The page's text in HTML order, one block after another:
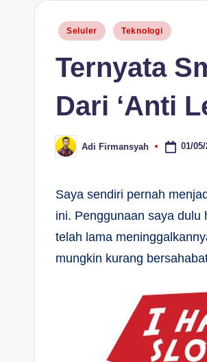
Posted
Seluler Teknologi
Ternyata
Dari ‘Anti
Posted
by
Adi Firmansyah 01/
Saya sendiri pernah
ini. Penggunaan saya
telah lama
mungkin kurang